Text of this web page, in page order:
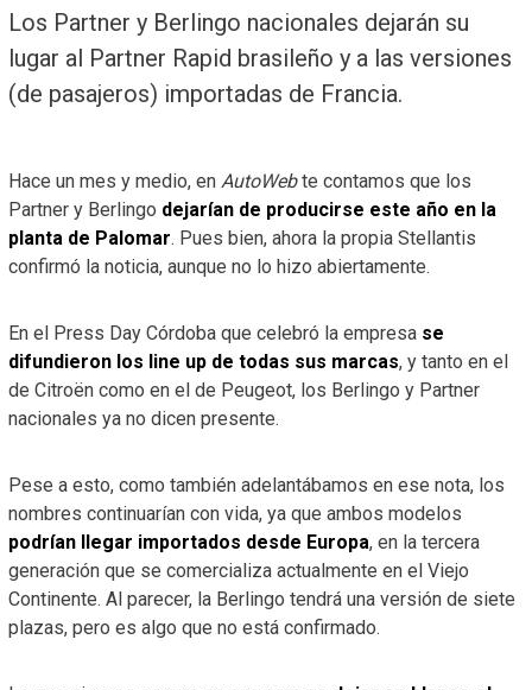
Los Partner y Berlingo nacionales dejarán su
lugar al Partner Rapid brasileño y a las versiones
(de pasajeros) importadas de Francia.
Hace un mes y medio, en AutoWebte contamos que los
Partner y Berlingo dejarían de producirse este año en la
planta de Palomar. Pues bien, ahora la propia Stellantis
confirmó la noticia, aunque no lo hizo abiertamente.
En el Press Day Córdoba que celebró la empresa se
difundieron los line up de todas sus marcas, y tanto en el
de Citroën como en el de Peugeot, los Berlingo y Partner
nacionales ya no dicen presente.
Pese a esto, como también adelantábamos en ese nota, los
nombres continuarían con vida, ya que ambos modelos
podrían llegar importados desde Europa, en la tercera
generación que se comercializa actualmente en el Viejo
Continente. Al parecer, la Berlingo tendrá una versión de siete
plazas, pero es algo que no está confirmado.